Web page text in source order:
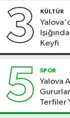
3 KÜLTÜR
Keyfi
5 SPOR
Yalova
Terfiler